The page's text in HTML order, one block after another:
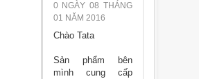
0 NGÀY 08 THÁNG
01 NĂM 2016
Chào Tata
Sản phẩm bên
mình cung cấp